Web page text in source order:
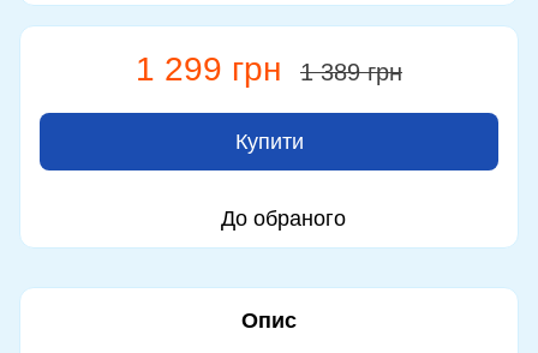
1 299 грн 1 389 грн
Купити
До обраного
Опис